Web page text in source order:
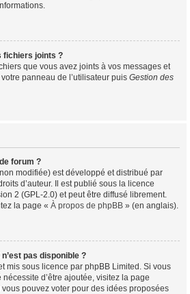
fichiers joints ?
que vous avez joints à vos messages et
panneau de l’utilisateur puis Gestion des
forum ?
modifiée) est développé et distribué par
d’auteur. Il est publié sous la licence
2 (GPL-2.0) et peut être diffusé librement.
la page « À propos de phpBB » (en anglais).
pas disponible ?
mis sous licence par phpBB Limited. Si vous
d’être ajoutée, visitez la page
pouvez voter pour des idées proposées